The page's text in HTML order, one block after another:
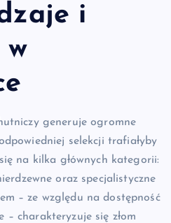
i
w
generuje ogromne
selekcji trafiałyby
na kilka głównych kategorii:
oraz specjalistyczne
– ze względu na dostępność
– charakteryzuje się złom